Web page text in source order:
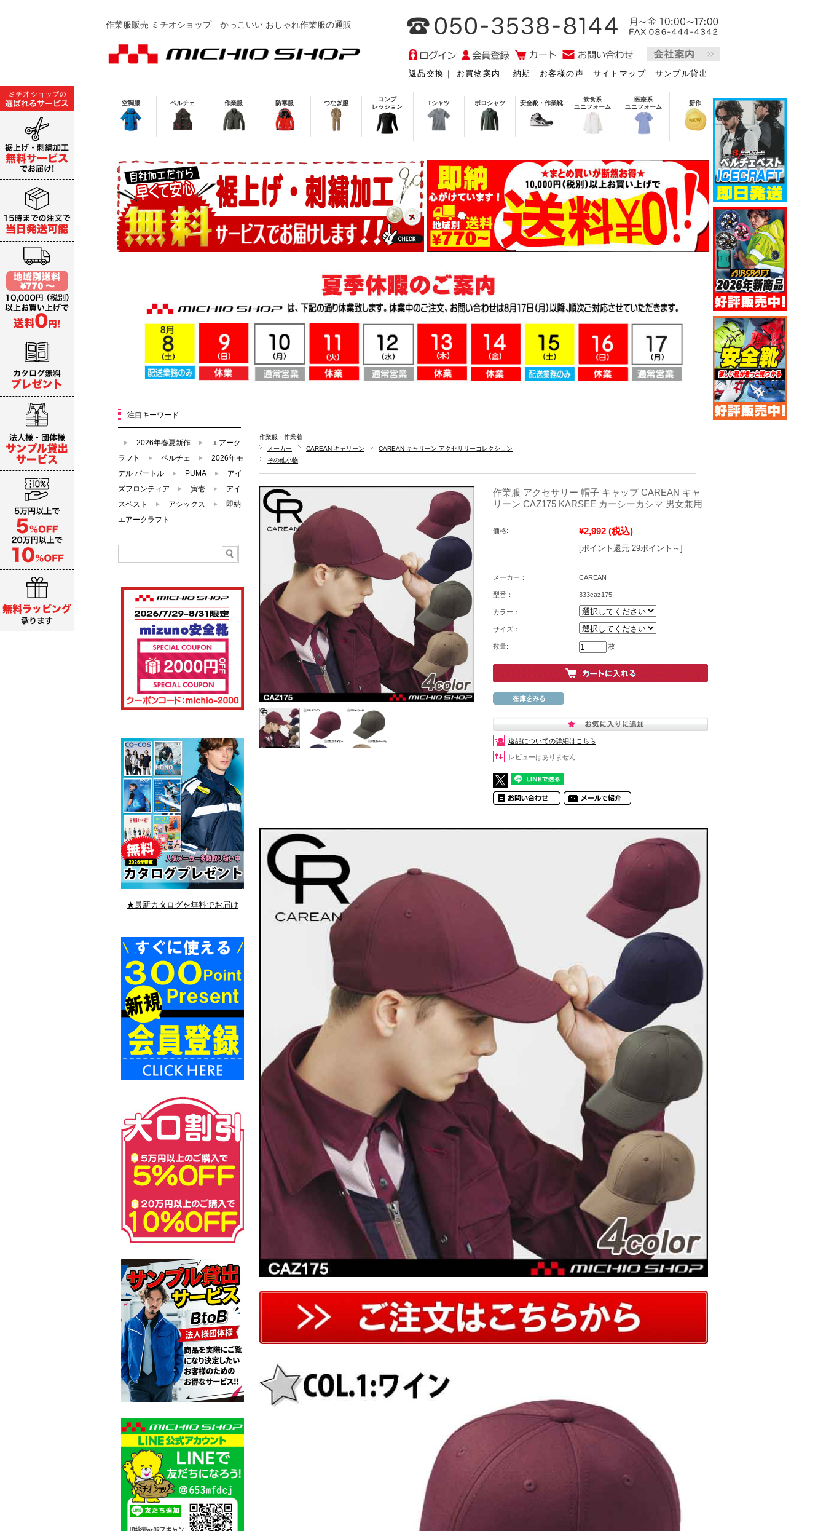
作業服販売 ミチオショップかっこいい おしゃれ作業服の通販
返品交換 ｜ お買物案内 ｜ 納期 ｜ お客様の声 ｜ サイトマップ ｜ サンプル貸出
空調服 ペルチェ 作業服 防寒服 つなぎ服
コンプ
レッション
Tシャツ ポロシャツ 安全靴・作業靴
飲食系
ユニフォーム
医療系
ユニフォーム
新作
作業服・作業着
メーカー
CAREAN キャリーン
CAREAN キャリーン アクセサリーコレクション
その他小物
作業服 アクセサリー 帽子 キャップ CAREAN キャ
リーン CAZ175 KARSEE カーシーカシマ 男女兼用
価格: ¥2,992 (税込)
[ポイント還元 29ポイント～]
メーカー： CAREAN
型番： 333caz175
カラー：
サイズ：
数量: 枚
返品についての詳細はこちら
レビューはありません
注目キーワード
2026年春夏新作
エアーク
ラフト
ペルチェ
2026年モ
デル バートル
PUMA
アイ
ズフロンティア
寅壱
アイ
スベスト
アシックス
即納
エアークラフト
★最新カタログを無料でお届け